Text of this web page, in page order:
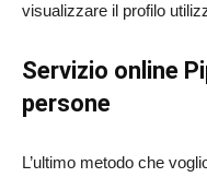
visualizzare il profilo
Servizio online
persone
L’ultimo metodo che